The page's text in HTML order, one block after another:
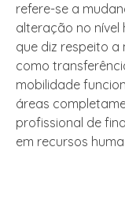
refere-se a
alteração no
que diz respeito
como
mobilidade
áreas
profissional de
em recursos